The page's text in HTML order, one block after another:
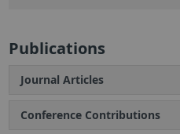
Publications
Journal Articles
Conference Contributions